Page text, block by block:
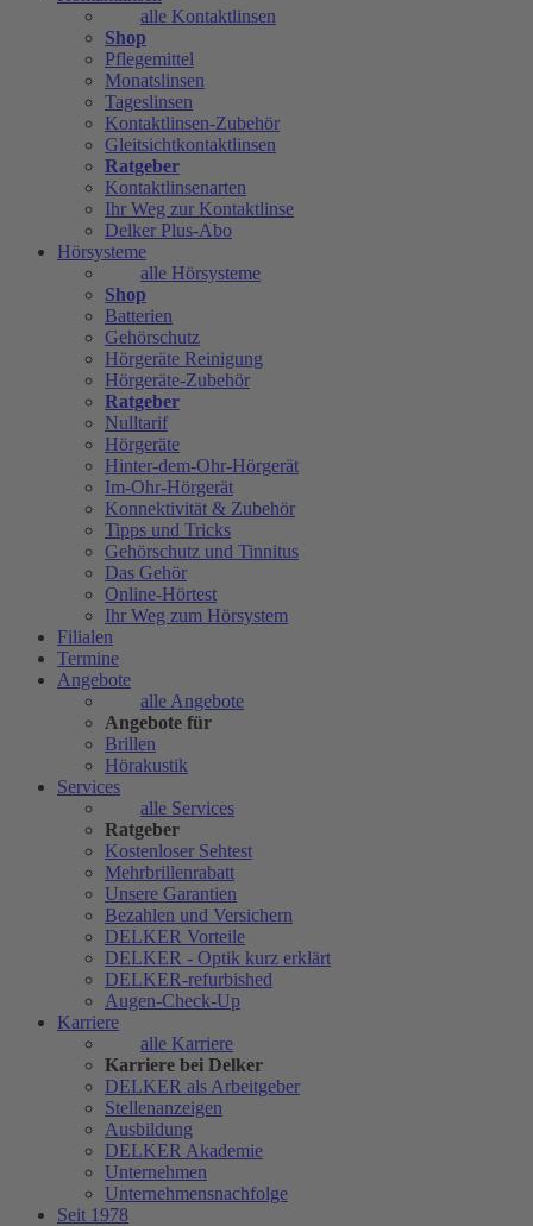
alle Kontaktlinsen
Shop
Pflegemittel
Monatslinsen
Tageslinsen
Kontaktlinsen-Zubehör
Gleitsichtkontaktlinsen
Ratgeber
Kontaktlinsenarten
Ihr Weg zur Kontaktlinse
Delker Plus-Abo
Hörsysteme
alle Hörsysteme
Shop
Batterien
Gehörschutz
Hörgeräte Reinigung
Hörgeräte-Zubehör
Ratgeber
Nulltarif
Hörgeräte
Hinter-dem-Ohr-Hörgerät
Im-Ohr-Hörgerät
Konnektivität & Zubehör
Tipps und Tricks
Gehörschutz und Tinnitus
Das Gehör
Online-Hörtest
Ihr Weg zum Hörsystem
Filialen
Termine
Angebote
alle Angebote
Angebote für
Brillen
Hörakustik
Services
alle Services
Ratgeber
Kostenloser Sehtest
Mehrbrillenrabatt
Unsere Garantien
Bezahlen und Versichern
DELKER Vorteile
DELKER - Optik kurz erklärt
DELKER-refurbished
Augen-Check-Up
Karriere
alle Karriere
Karriere bei Delker
DELKER als Arbeitgeber
Stellenanzeigen
Ausbildung
DELKER Akademie
Unternehmen
Unternehmensnachfolge
Seit 1978